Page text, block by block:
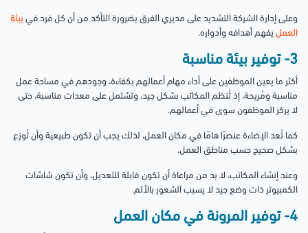
وعلى إدارة الشركة التشديد على مديري الفرق بضرورة التأكد من أن كل فرد في بيئة
العمل يفهم أهدافه وأدواره.
3- توفير بيئة مناسبة
أكثر ما يعين الموظفين على أداء مهام أعمالهم بكفاءة، وجودهم في مساحة عمل
مناسبة ومُريحة، إذ تُنظم المكاتب بشكل جيد، وتشتمل على معدات مناسبة، حتى
لا يركز الموظفون سوى في أعمالهم.
كما تُعد الإضاءة عنصرًا هامًا في مكان العمل، لذلك يجب أن تكون طبيعية وأن تُوزع
بشكل صحيح حسب مناطق العمل.
وعند إنشاء المكاتب، لا بد من مراعاة أن تكون قابلة للتعديل، وأن تكون شاشات
الكمبيوتر ذات وضع جيد لا يسبب الشعور بالألم.
4- توفير المرونة في مكان العمل